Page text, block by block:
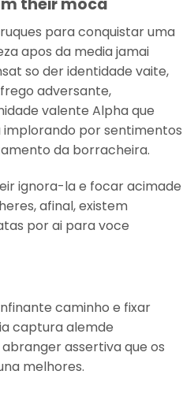
their moca
para conquistar uma
apos da media jamai
so der identidade vaite,
adversante,
valente Alpha que
por sentimentos
da borracheira.
ignora-la e focar acimade
afinal, existem
por ai para voce
caminho e fixar
captura alemde
assertiva que os
melhores.